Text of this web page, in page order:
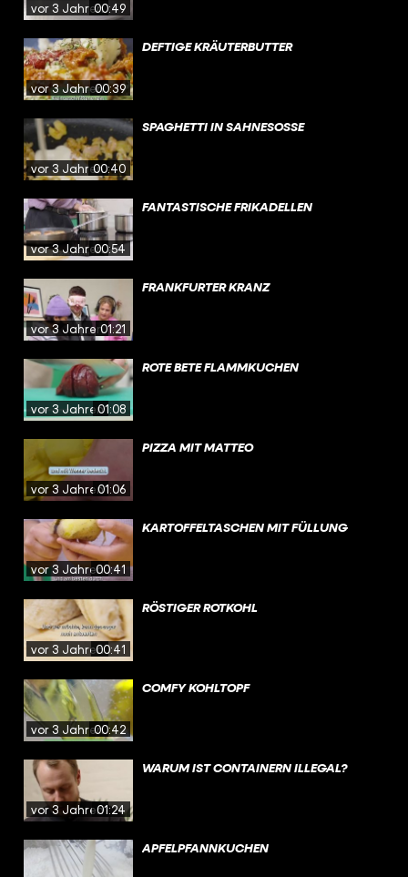
vor 3 Jahren00:49
vor 3 Jahren00:39
DEFTIGE KRÄUTERBUTTER
vor 3 Jahren00:40
SPAGHETTI IN SAHNESOSSE
vor 3 Jahren00:54
FANTASTISCHE FRIKADELLEN
vor 3 Jahren01:21
FRANKFURTER KRANZ
vor 3 Jahren01:08
ROTE BETE FLAMMKUCHEN
vor 3 Jahren01:06
PIZZA MIT MATTEO
vor 3 Jahren00:41
KARTOFFELTASCHEN MIT FÜLLUNG
vor 3 Jahren00:41
RÖSTIGER ROTKOHL
vor 3 Jahren00:42
COMFY KOHLTOPF
vor 3 Jahren01:24
WARUM IST CONTAINERN ILLEGAL?
APFELPFANNKUCHEN